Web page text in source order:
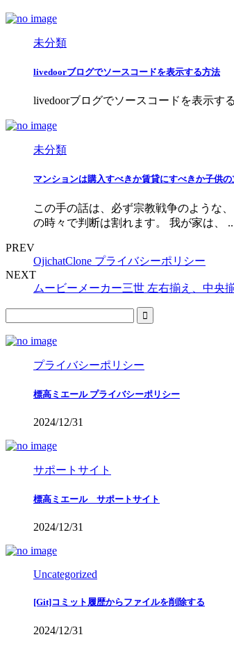
未分類
livedoorブログでソースコードを表示する方法
livedoorブログでソースコードを表示す
未分類
マンションは購入すべきか賃貸にすべきか子供
この手の話は、必ず宗教戦争のような
の時々で判断は割れます。 我が家は、
PREV
OjichatClone プライバシーポリシー
NEXT
ムービーメーカー三世 左右揃え、中央
プライバシーポリシー
標高ミエール プライバシーポリシー
2024/12/31
サポートサイト
標高ミエール サポートサイト
2024/12/31
Uncategorized
[Git]コミット履歴からファイルを削除する
2024/12/31